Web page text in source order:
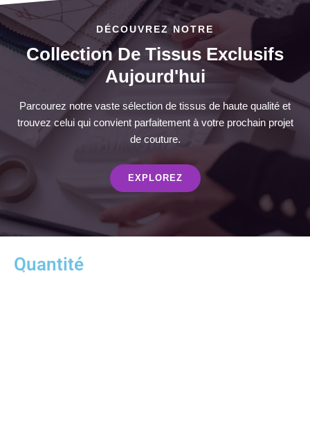
DÉCOUVREZ NOTRE
Collection De Tissus Exclusifs
Aujourd'hui
Parcourez notre vaste sélection de tissus de haute qualité et
trouvez celui qui convient parfaitement à votre prochain projet
de couture.
EXPLOREZ
Quantité